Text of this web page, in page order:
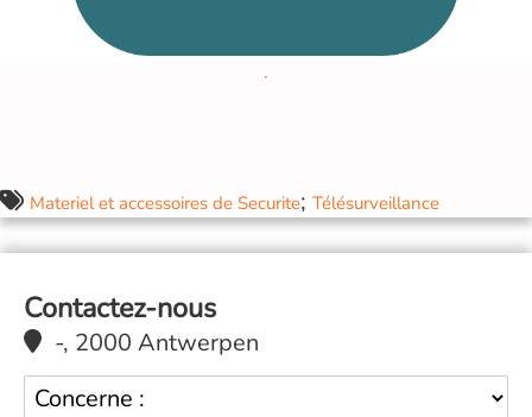
Materiel et accessoires de Securite; Télésurveillance
Contactez-nous
-, 2000 Antwerpen